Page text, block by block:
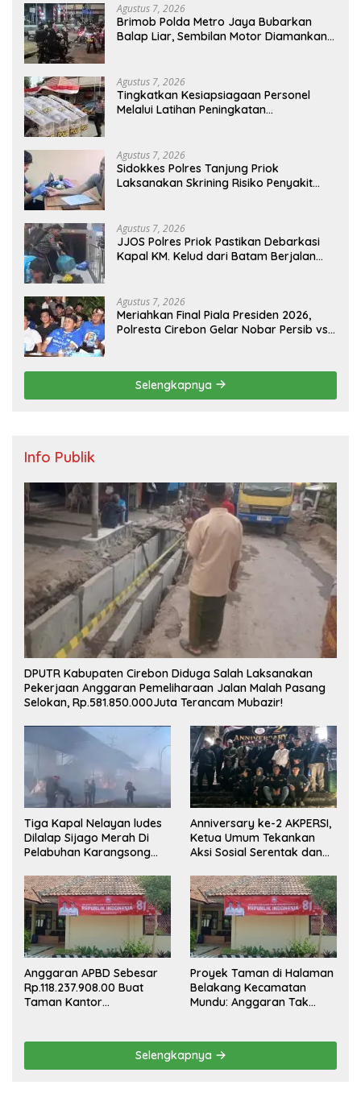
Agustus 7, 2026
Brimob Polda Metro Jaya Bubarkan
Balap Liar, Sembilan Motor Diamankan
Agustus 7, 2026
Tingkatkan Kesiapsiagaan Personel
Melalui Latihan Peningkatan
Agustus 7, 2026
Sidokkes Polres Tanjung Priok
Laksanakan Skrining Risiko Penyakit
Agustus 7, 2026
JJOS Polres Priok Pastikan Debarkasi
Kapal KM. Kelud dari Batam Berjalan
Agustus 7, 2026
Meriahkan Final Piala Presiden 2026,
Polresta Cirebon Gelar Nobar Persib vs
Selengkapnya
Info Publik
DPUTR Kabupaten Cirebon Diduga Salah Laksanakan
Pekerjaan Anggaran Pemeliharaan Jalan Malah Pasang
Selokan, Rp.581.850.000Juta Terancam Mubazir!
Tiga Kapal Nelayan ludes
Dilalap Sijago Merah Di
Pelabuhan Karangsong
Anniversary ke-2 AKPERSI,
Ketua Umum Tekankan
Aksi Sosial Serentak dan
Konstituen ke Dewan Pers
Anggaran APBD Sebesar
Rp.118.237.908.00 Buat
Taman Kantor
Dipertanggungjawabkan
Proyek Taman di Halaman
Belakang Kecamatan
Mundu: Anggaran Tak
Selengkapnya